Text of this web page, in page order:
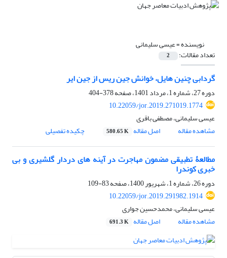
نویسنده =عیسی سلیمانی
تعداد مقالات: 2
گردابی چنین هایل، خوانش جین ریس از جین ایر
دوره 27، شماره 1، مرداد 1401، صفحه
378-404
10.22059/jor.2019.271019.1774
عیسی سلیمانی، مصطفی باقری
مشاهده مقاله
اصل مقاله 580.65 K چکیده تفصیلی
مطالعۀ تطبیقی مضمون مهاجرت در آینه های دردار گلشیری و بی
خبری کوندرا
دوره 26، شماره 1، شهریور 1400، صفحه
83-109
10.22059/jor.2019.291982.1914
عیسی سلیمانی، محمدحسین جواری
مشاهده مقاله
اصل مقاله 691.3 K